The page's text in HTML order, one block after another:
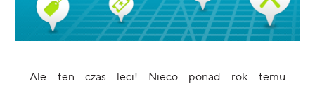
Ale ten czas leci! Nieco ponad rok temu